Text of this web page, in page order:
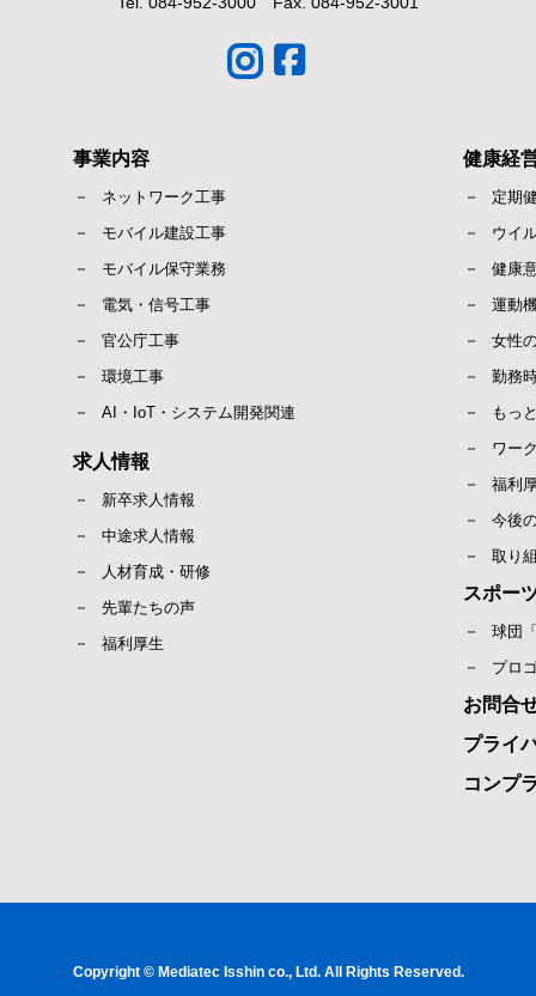
事業内容
ネットワーク工事
モバイル建設工事
モバイル保守業務
電気・信号工事
官公庁工事
環境工事
AI・IoT・システム開発関連
求人情報
新卒求人情報
中途求人情報
人材育成・研修
先輩たちの声
福利厚生
健康経
定期
ウイ
健康
運動
女性
勤務
もっ
ワー
福利
今後
取り
スポー
球団
プロ
お問合
プライ
コンプ
Copyright © Mediatec Isshin co., Ltd. All Rights Reserved.